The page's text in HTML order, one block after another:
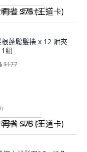
$75 (王道卡)
蓬鬆髮捲 x 12 附夾
組
$177
)
$75 (王道卡)